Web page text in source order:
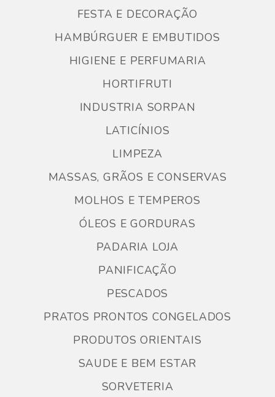
FESTA E DECORAÇÃO
HAMBÚRGUER E EMBUTIDOS
HIGIENE E PERFUMARIA
HORTIFRUTI
INDUSTRIA SORPAN
LATICÍNIOS
LIMPEZA
MASSAS, GRÃOS E CONSERVAS
MOLHOS E TEMPEROS
ÓLEOS E GORDURAS
PADARIA LOJA
PANIFICAÇÃO
PESCADOS
PRATOS PRONTOS CONGELADOS
PRODUTOS ORIENTAIS
SAUDE E BEM ESTAR
SORVETERIA